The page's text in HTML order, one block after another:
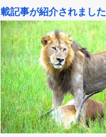
載記事が紹介されました